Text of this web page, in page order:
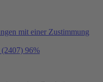
mit einer Zustimmung
(2407) 96%